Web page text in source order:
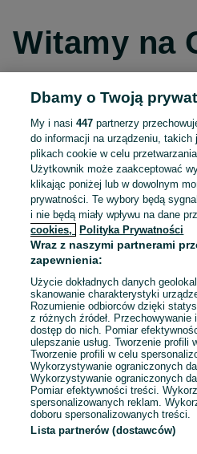
Witamy na
Kontynuuj
Kontynuuj
Kontynuuj
LUB
E-mail
Hasło
Dbamy o Twoją
My i nasi447 partnerzy
do informacji na urządzeniu,
plikach cookie w celu
Użytkownik może zaakceptować
klikając poniżej lub w dowolnym
prywatności. Te wybory będą
i nie będą miały wpływu na dane
cookies,
Polityka Prywatności
Wraz z naszymi partnerami
zapewnienia:
Użycie dokładnych danych
skanowanie charakterystyki
Rozumienie odbiorców dzięki
z różnych źródeł.
dostęp do nich. Pomiar
ulepszanie usług. Tworzenie profili
Tworzenie profili w celu
Wykorzystywanie ograniczonych
Wykorzystywanie ograniczonych
Pomiar efektywności treści.
spersonalizowanych reklam.
doboru spersonalizowanych treści.
Lista partnerów (dostawców)